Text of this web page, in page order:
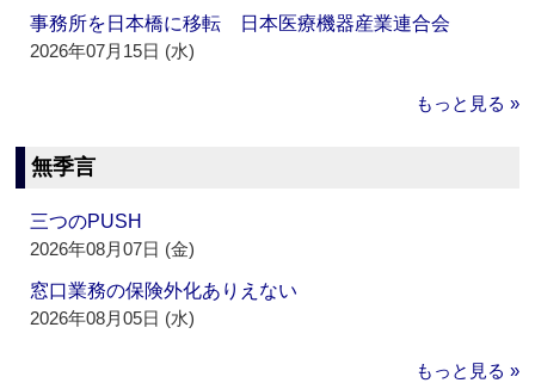
事務所を日本橋に移転 日本医療機器産業連合会
2026年07月15日 (水)
もっと見る »
無季言
三つのPUSH
2026年08月07日 (金)
窓口業務の保険外化ありえない
2026年08月05日 (水)
もっと見る »